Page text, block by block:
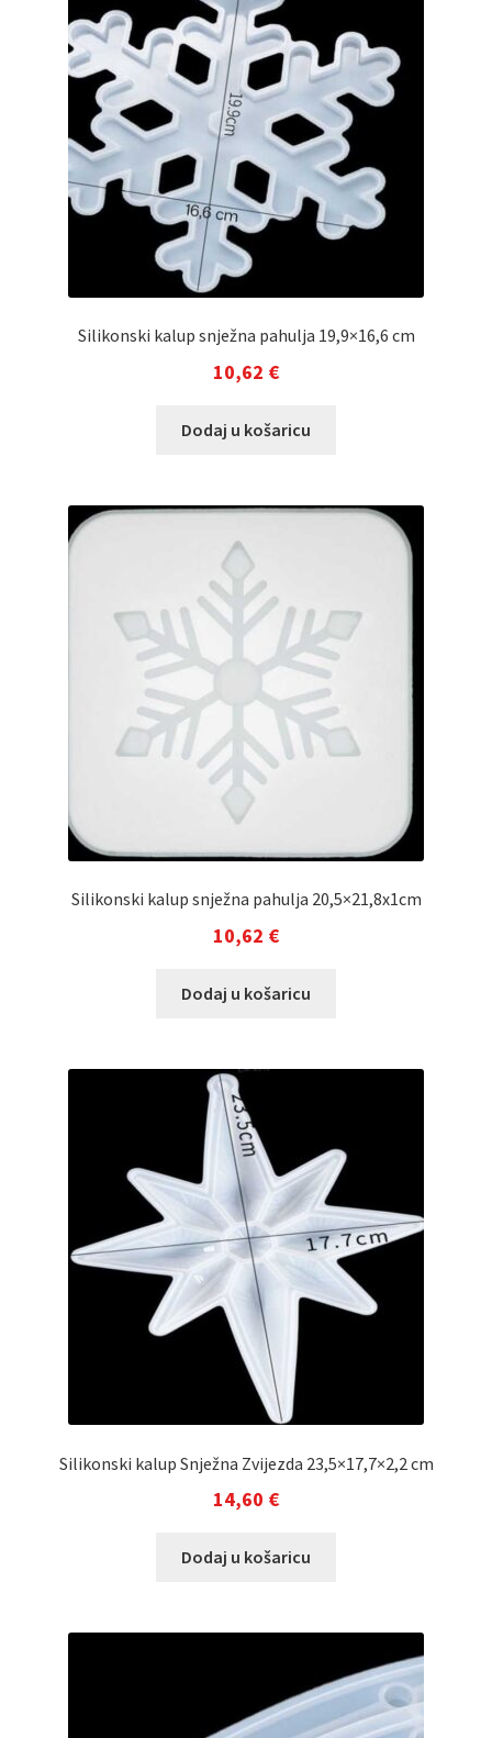
Silikonski kalup snježna pahulja 19,9×16,6 cm
10,62 €
Dodaj u košaricu
Silikonski kalup snježna pahulja 20,5×21,8x1cm
10,62 €
Dodaj u košaricu
Silikonski kalup Snježna Zvijezda 23,5×17,7×2,2 cm
14,60 €
Dodaj u košaricu